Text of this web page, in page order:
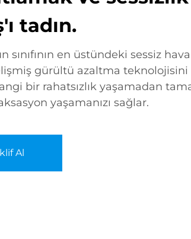
tadın.
sınıfının en üstündeki sessiz
gürültü azaltma
bir rahatsızlık yaşamadan
yaşamanızı sağlar.
Al